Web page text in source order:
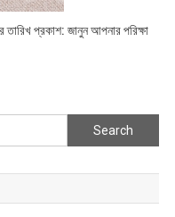
তারিখ প্রকাশ: জানুন আপনার পরিক্ষা
Search
for: